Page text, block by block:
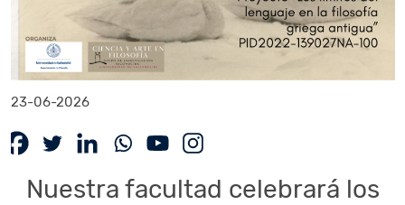
23-06-2026
Nuestra facultad celebrará los